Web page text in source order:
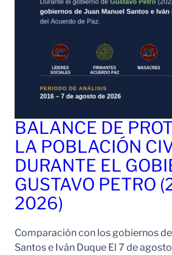
BALANCE DE
LA POBLACIÓN
DURANTE EL
GUSTAVO PETRO
2026)
Comparación con los gobiernos
Santos e Iván Duque El 7 de